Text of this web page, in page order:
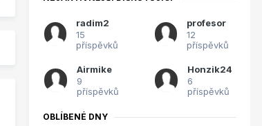
radim2
15
příspěvků
profesor
12
příspěvků
Airmike
9
příspěvků
Honzik24
6
příspěvků
OBLÍBENÉ DNY